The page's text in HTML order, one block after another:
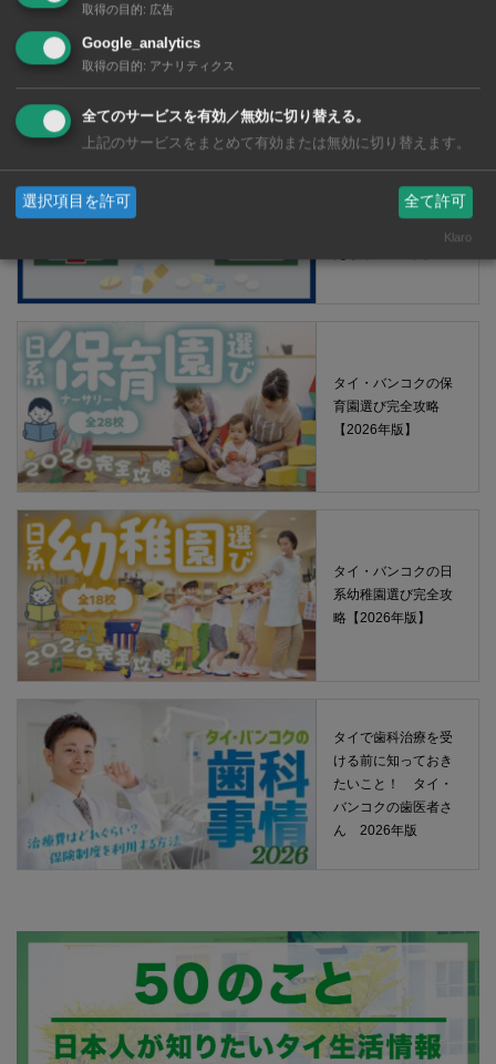
【タイ・バンコク】 マルシェトンロー内の「TOPS」で買える薬
2026年版
【タイ・バンコ
ク】 コンビニ（セ
ブンイレブン）で買
タイ・バンコクの保
育園選び完全攻略
【2026年版】
タイ・バンコクの日
系幼稚園選び完全攻
略【2026年版】
タイで歯科治療を受
ける前に知っておき
たいこと！ タイ・
バンコクの歯医者さ
ん 2026年版
取得の目的: 広告
Google_analytics
取得の目的: アナリティクス
全てのサービスを有効／無効に切り替える。
上記のサービスをまとめて有効または無効に切り替えます。
選択項目を許可 全て許可
Klaro